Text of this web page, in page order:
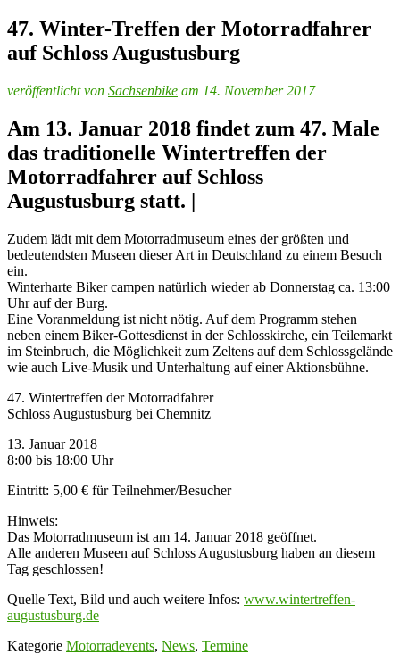
47. Winter-Treffen der Motorradfahrer
auf Schloss Augustusburg
veröffentlicht von Sachsenbike am 14. November 2017
Am 13. Januar 2018 findet zum 47. Male
das traditionelle Wintertreffen der
Motorradfahrer auf Schloss
Augustusburg statt.
Zudem lädt mit dem Motorradmuseum eines der größten und
bedeutendsten Museen dieser Art in Deutschland zu einem Besuch
ein.
Winterharte Biker campen natürlich wieder ab Donnerstag ca. 13:00
Uhr auf der Burg.
Eine Voranmeldung ist nicht nötig. Auf dem Programm stehen
neben einem Biker-Gottesdienst in der Schlosskirche, ein Teilemarkt
im Steinbruch, die Möglichkeit zum Zeltens auf dem Schlossgelände
wie auch Live-Musik und Unterhaltung auf einer Aktionsbühne.
47. Wintertreffen der Motorradfahrer
Schloss Augustusburg bei Chemnitz
13. Januar 2018
8:00 bis 18:00 Uhr
Eintritt: 5,00 € für Teilnehmer/Besucher
Hinweis:
Das Motorradmuseum ist am 14. Januar 2018 geöffnet.
Alle anderen Museen auf Schloss Augustusburg haben an diesem
Tag geschlossen!
Quelle Text, Bild und auch weitere Infos: www.wintertreffen-
augustusburg.de
Kategorie Motorradevents, News, Termine